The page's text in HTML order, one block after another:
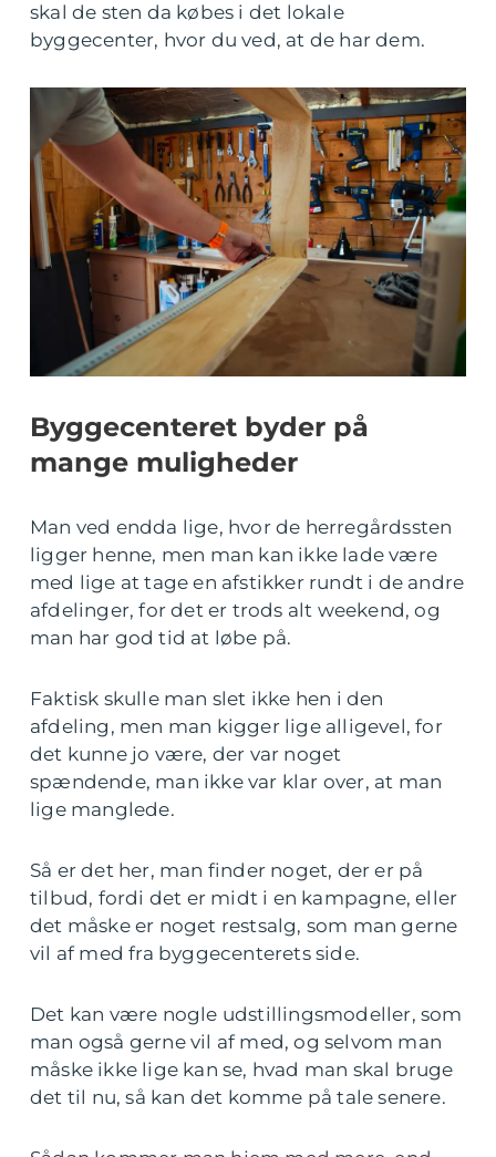
skal de sten da købes i det lokale
byggecenter, hvor du ved, at de har dem.
Byggecenteret byder på
mange muligheder
Man ved endda lige, hvor de herregårdssten
ligger henne, men man kan ikke lade være
med lige at tage en afstikker rundt i de andre
afdelinger, for det er trods alt weekend, og
man har god tid at løbe på.
Faktisk skulle man slet ikke hen i den
afdeling, men man kigger lige alligevel, for
det kunne jo være, der var noget
spændende, man ikke var klar over, at man
lige manglede.
Så er det her, man finder noget, der er på
tilbud, fordi det er midt i en kampagne, eller
det måske er noget restsalg, som man gerne
vil af med fra byggecenterets side.
Det kan være nogle udstillingsmodeller, som
man også gerne vil af med, og selvom man
måske ikke lige kan se, hvad man skal bruge
det til nu, så kan det komme på tale senere.